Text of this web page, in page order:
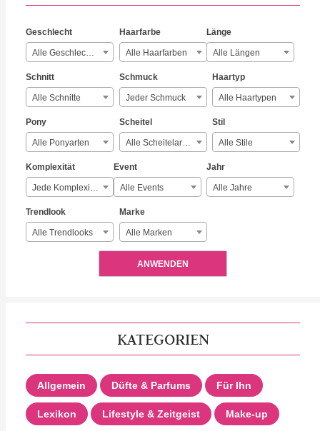
Geschlecht
Alle Geschlechter
Haarfarbe
Alle Haarfarben
Länge
Alle Längen
Schnitt
Alle Schnitte
Schmuck
Jeder Schmuck
Haartyp
Alle Haartypen
Pony
Alle Ponyarten
Scheitel
Alle Scheitelarten
Stil
Alle Stile
Komplexität
Jede Komplexität
Event
Alle Events
Jahr
Alle Jahre
Trendlook
Alle Trendlooks
Marke
Alle Marken
ANWENDEN
KATEGORIEN
Allgemein Düfte & Parfums Für Ihn
Lexikon Lifestyle & Zeitgeist Make-up